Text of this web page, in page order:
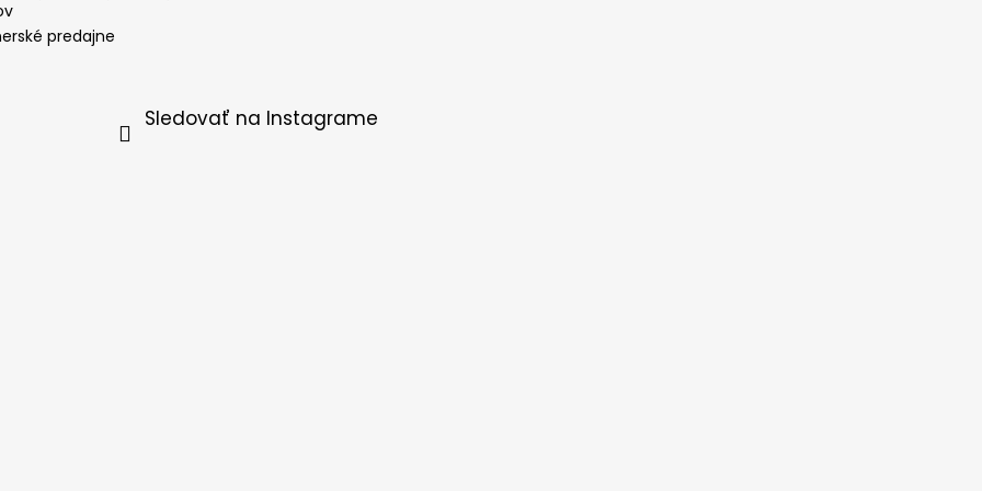
predajne
Sledovať na Instagrame